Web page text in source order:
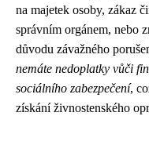
na majetek osoby, zákaz
správním orgánem, nebo
důvodu závažného
nemáte nedoplatky vůči
sociálního zabezpečení,
získání živnostenského